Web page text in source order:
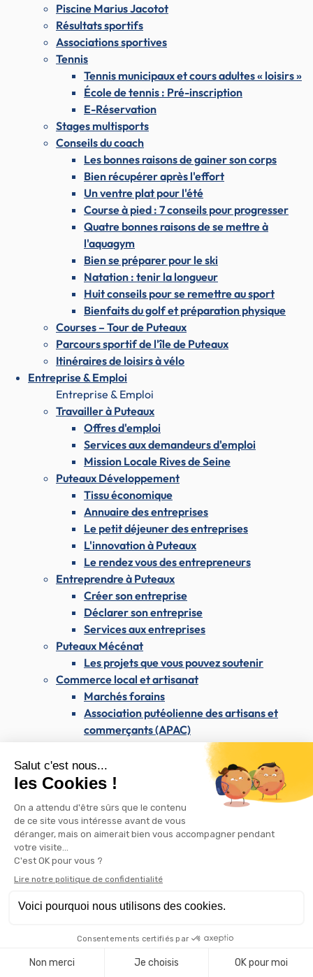
Piscine Marius Jacotot
Résultats sportifs
Associations sportives
Tennis
Tennis municipaux et cours adultes « loisirs »
École de tennis : Pré-inscription
E-Réservation
Stages multisports
Conseils du coach
Les bonnes raisons de gainer son corps
Bien récupérer après l'effort
Un ventre plat pour l'été
Course à pied : 7 conseils pour progresser
Quatre bonnes raisons de se mettre à
l'aquagym
Bien se préparer pour le ski
Natation : tenir la longueur
Huit conseils pour se remettre au sport
Bienfaits du golf et préparation physique
Courses – Tour de Puteaux
Parcours sportif de l'île de Puteaux
Itinéraires de loisirs à vélo
Entreprise & Emploi
Entreprise & Emploi
Travailler à Puteaux
Offres d'emploi
Services aux demandeurs d'emploi
Mission Locale Rives de Seine
Puteaux Développement
Tissu économique
Annuaire des entreprises
Le petit déjeuner des entreprises
L'innovation à Puteaux
Le rendez vous des entrepreneurs
Entreprendre à Puteaux
Créer son entreprise
Déclarer son entreprise
Services aux entreprises
Puteaux Mécénat
Les projets que vous pouvez soutenir
Commerce local et artisanat
Marchés forains
Association putéolienne des artisans et
commerçants (APAC)
Appel à candidatures locaux commerciaux
Rétrocession de bail commercial
Les commerces de Puteaux sur Instagram
Attribution d'aides pour l'embellissement des
commerces
Enseignes et publicité
Les dimanches du maire
Santé & Solidarité
Santé et soins médicaux
Dépistage du SIDA / VIH